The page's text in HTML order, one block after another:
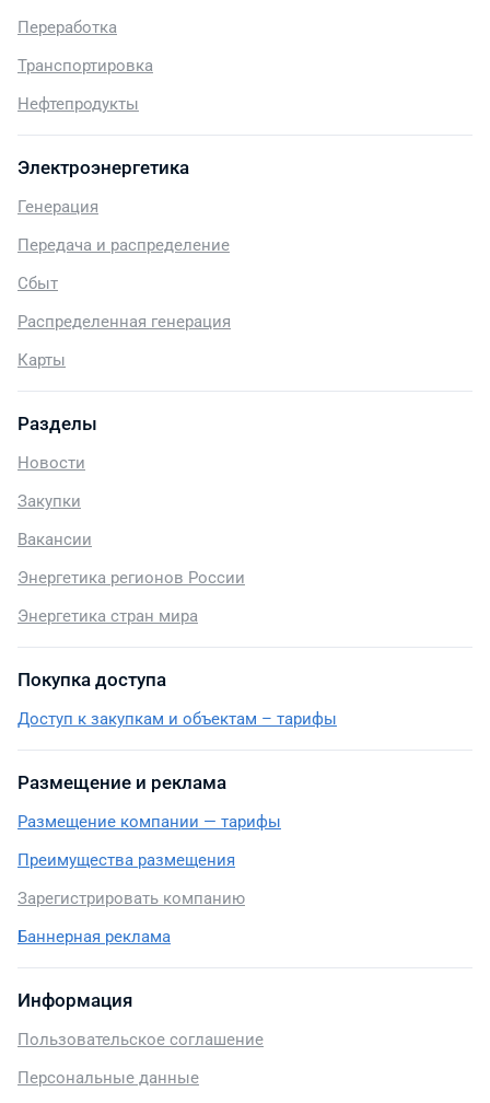
Переработка
Транспортировка
Нефтепродукты
Электроэнергетика
Генерация
Передача и распределение
Сбыт
Распределенная генерация
Карты
Разделы
Новости
Закупки
Вакансии
Энергетика регионов России
Энергетика стран мира
Покупка доступа
Доступ к закупкам и объектам – тарифы
Размещение и реклама
Размещение компании — тарифы
Преимущества размещения
Зарегистрировать компанию
Баннерная реклама
Информация
Пользовательское соглашение
Персональные данные